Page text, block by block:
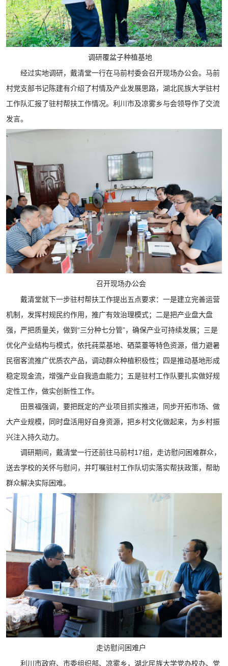
调研覆盆子种植基地
经过实地调研，戴清堂一行在马前村委会召开现场办公会。马前
村党支部书记陈建有介绍了村情及产业发展思路，湖北民族大学驻村
工作队汇报了驻村帮扶工作情况。利川市及凉雾乡与会领导作了交流
发言。
召开现场办公会
戴清堂就下一步驻村帮扶工作提出五点要求：一是建立完善运营
机制，发挥村规民约作用，推广有效治理模式；二是把产业盘大盘
强，严把质量关，做到“三分种七分管”，确保产业可持续发展；三是
优化产业结构与模式，依托莼菜基地、硒菜薹等特色资源，借力避暑
民宿客流推广优质农产品，调动群众种植积极性；四是推动基地形成
稳定现金流，增强产业自我造血能力；五是驻村工作队要扎实做好规
定性工作，做实创新性工作。
田景福强调，要把既定的产业项目抓实推进，同步开拓市场、做
大产业规模，同时盘活用好自身资源，把乡村文化做起来，为乡村振
兴注入持久动力。
调研期间，戴清堂一行还前往马前村17组，走访慰问困难群众，
送去学校的关怀与慰问，并叮嘱驻村工作队切实落实帮扶政策，帮助
群众解决实际困难。
走访慰问困难户
利川市政府、市委组织部、凉雾乡，湖北民族大学党办校办、党